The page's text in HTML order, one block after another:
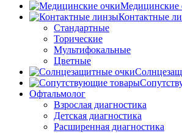
Медицинские
Контактные
Стандартные
Торические
Мультифокальные
Цветные
Офтальмолог
Взрослая диагностика
Детская диагностика
Расширенная диагностика